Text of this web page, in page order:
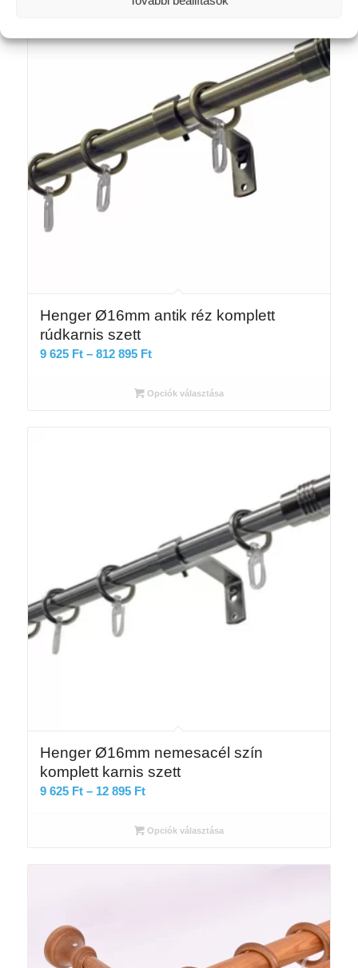
Henger Ø16mm antik réz komplett
rúdkarnis szett
9 625 Ft – 812 895 FtÁrtartomány:
625 Ft
Opciók választása
Henger Ø16mm nemesacél szín
komplett karnis szett
9 625 Ft – 12 895 FtÁrtartomány:
625 Ft
Opciók választása